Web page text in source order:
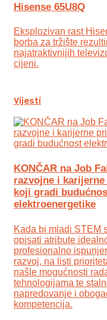
Hisense 65U8Q
Eksplozivan rast
borba za tržište
najatraktivnijih
cijeni.
Vijesti
KONČAR na Job
razvojne i
koji gradi
elektroenergetike
Kada bi mladi STEM
opisati atribute
profesionalno
razvoj, na listi
našle mogućnosti
tehnologijama te
napredovanje i
kompetencija.